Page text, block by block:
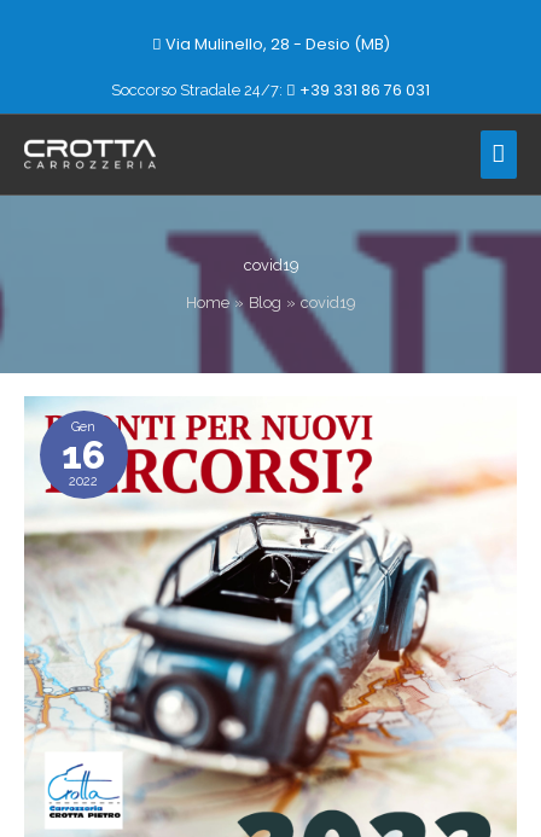
Via Mulinello, 28 - Desio (MB)
Soccorso Stradale 24/7: +39 331 86 76 031
covid19
Home Blog covid19
Gen
16
2022
Automotive
trend
2022:
cosa
prevedono
gli
esperti
del
settore